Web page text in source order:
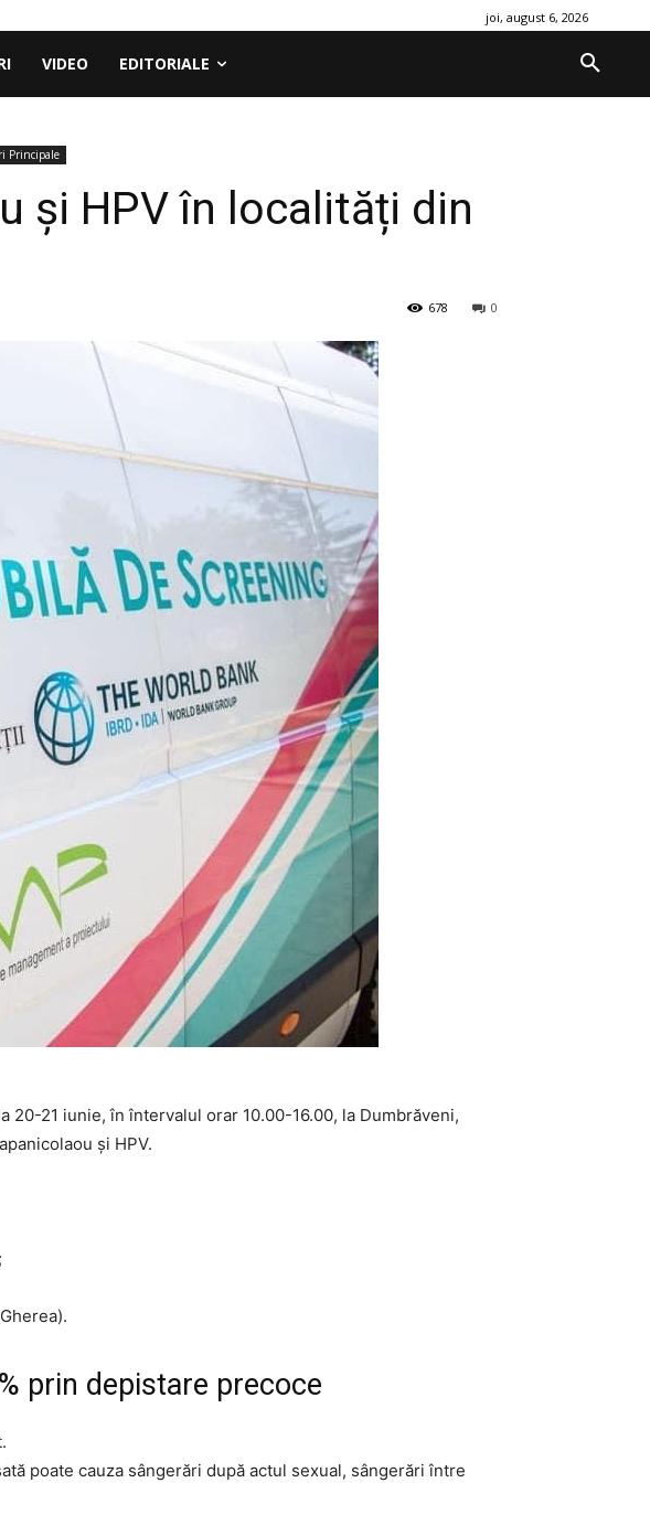
joi, august 6, 2026
VIDEO EDITORIALE
Principale
şi HPV în localități din
0
678
21 iunie, în întervalul orar 10.00-16.00, la Dumbrăveni,
şi HPV.
prin depistare precoce
poate cauza sângerări după actul sexual, sângerări între